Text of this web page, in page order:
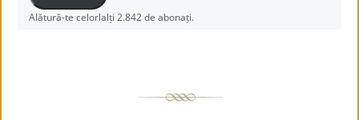
Alătură-te celorlalți 2.842 de abonați.